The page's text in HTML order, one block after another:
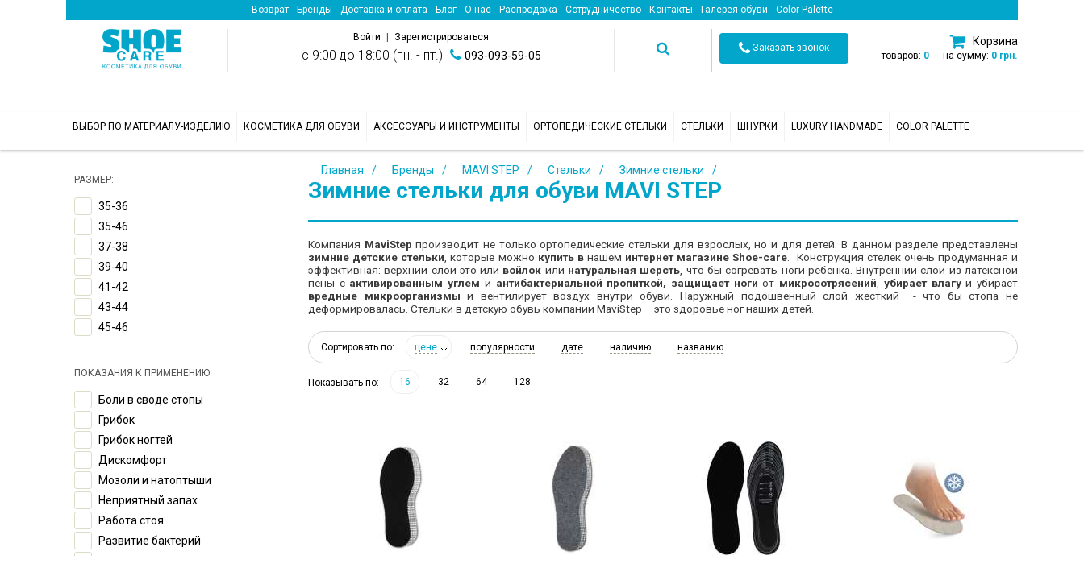
Возврат Бренды Доставка и оплата Блог О нас Распродажа Сотрудничество Контакты Галерея обуви Color Palette
Войти Зарегистрироваться
с 9:00 до 18:00 (пн. - пт.) 093-093-59-05
Заказать звонок
Корзина
товаров: 0 на сумму: 0 грн.
ВЫБОР ПО МАТЕРИАЛУ-ИЗДЕЛИЮ КОСМЕТИКА ДЛЯ ОБУВИ АКСЕССУАРЫ И ИНСТРУМЕНТЫ ОРТОПЕДИЧЕСКИЕ СТЕЛЬКИ СТЕЛЬКИ ШНУРКИ LUXURY HANDMADE COLOR PALETTE
РАЗМЕР:
35-36
35-46
37-38
39-40
41-42
43-44
45-46
ПОКАЗАНИЯ К ПРИМЕНЕНИЮ:
Боли в своде стопы
Грибок
Грибок ногтей
Дискомфорт
Мозоли и натоптыши
Неприятный запах
Работа стоя
Развитие бактерий
Главная Бренды MAVI STEP Стельки Зимние стельки
Зимние стельки для обуви MAVI STEP
Компания MaviStepпроизводит не только ортопедические стельки для взрослых, но и для детей. В данном разделе представлены
зимние детские стельки, которые можно купить в нашем интернет магазине Shoe-care. Конструкция стелек очень продуманная и
эффективная: верхний слой это или войлок или натуральная шерсть, что бы согревать ноги ребенка. Внутренний слой из латексной
пены с активированным углем и антибактериальной пропиткой, защищает ноги от микросотрясений, убирает влагуи убирает
вредные микроорганизмы и вентилирует воздух внутри обуви. Наружный подошвенный слой жесткий - что бы стопа не
деформировалась. Стельки в детскую обувь компании MaviStep – это здоровье ног наших детей.
Сортировать по: цене популярности дате наличию названию
Показывать по: 16 32 64 128